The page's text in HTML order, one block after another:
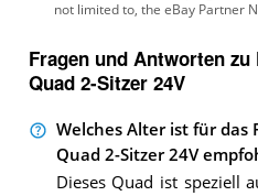
Fragen und Antworten
Quad 2-Sitzer 24V
Welches Alter ist für das
Quad 2-Sitzer 24V
Dieses Quad ist speziell